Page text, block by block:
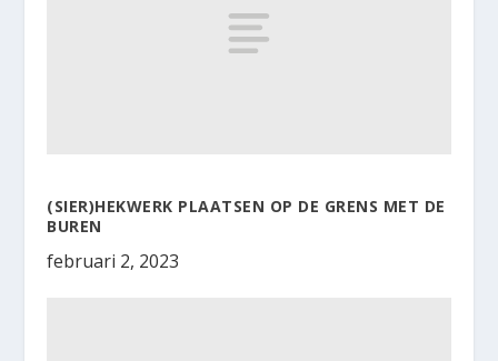
(SIER)HEKWERK PLAATSEN OP DE GRENS MET DE
BUREN
februari 2, 2023